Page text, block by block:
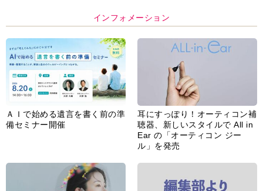
インフォメーション
ＡＩで始める遺言を書く前の準
備セミナー開催
耳にすっぽり！オーティコン補
聴器、新しいスタイルで All in
Ear の「オーティコン ジー
ル」を発売